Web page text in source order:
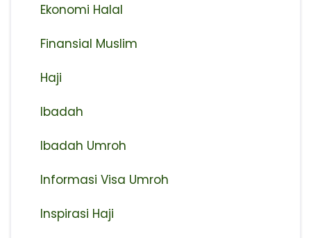
Ekonomi Halal
Finansial Muslim
Haji
Ibadah
Ibadah Umroh
Informasi Visa Umroh
Inspirasi Haji